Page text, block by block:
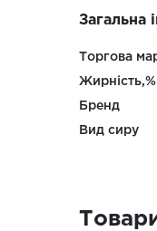
Загальна
Торгова
Жирність,%
Бренд
Вид сиру